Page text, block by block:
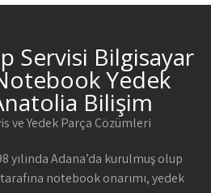
Servisi Bilgisayar
Yedek
Bilişim
ve Yedek Parça Çözümleri
yılında Adana’da kurulmuş olup
notebook onarımı, yedek